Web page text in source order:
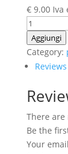
€9.00 Iva
Crisantemo
in
vaso
19
quantity
Aggiungi
Category:
There are
Be the
Your